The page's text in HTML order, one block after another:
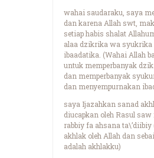
wahai saudaraku, saya
dan karena Allah swt,
setiap habis shalat
alaa dzikrika wa syukrika
ibaadatika. (Wahai Allah
untuk memperbanyak
dan memperbanyak
dan menyempurnakan
saya Ijazahkan sanad
diucapkan oleh Rasul saw
rabbiy fa ahsana
akhlak oleh Allah dan
adalah akhlakku)